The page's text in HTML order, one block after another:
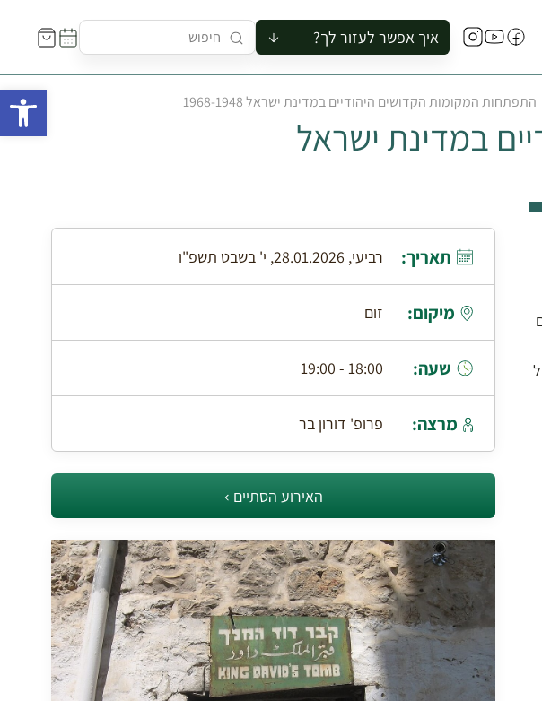
איך אפשר לעזור לך?
להזמין סיור לקבוצה
להירשם לסיור
להירשם לקורס
לתאם ביקור בצריף
התפתחות המקומות הקדושים היהודיים במדינת ישראל 1968-1948
במדינת ישראל
תאריך: רביעי, 28.01.2026, י' בשבט תשפ"ו
מיקום: זום
שעה: 18:00 - 19:00
מרצה: פרופ' דורון בר
האירוע הסתיים